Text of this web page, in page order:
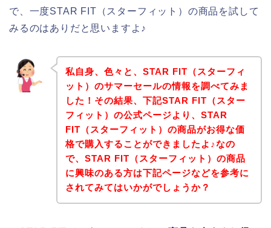
で、一度STAR FIT（スターフィット）の商品を試して
みるのはありだと思いますよ♪
私自身、色々と、STAR FIT（スターフィ
ット）のサマーセールの情報を調べてみま
した！その結果、下記STAR FIT（スター
フィット）の公式ページより、STAR
FIT（スターフィット）の商品がお得な価
格で購入することができましたよ♪なの
で、STAR FIT（スターフィット）の商品
に興味のある方は下記ページなどを参考に
されてみてはいかがでしょうか？